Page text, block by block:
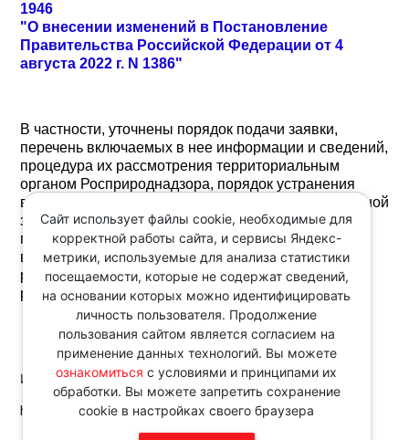
1946
"О внесении изменений в Постановление
Правительства Российской Федерации от 4
августа 2022 г. N 1386"
В частности, уточнены порядок подачи заявки,
перечень включаемых в нее информации и сведений,
процедура их рассмотрения территориальным
органом Росприроднадзора, порядок устранения
выявленных замечаний и направления доработанной
заявки на предоставление разрешения, порядок
продления разрешения, пересмотра сведений,
включенных в запись о разрешении в реестре
разрешений, и внесения изменений в запись о
разрешении в реестре разрешений.
Источник:
http://www.consultant.ru/
Сайт использует файлы cookie, необходимые для
корректной работы сайта, и сервисы Яндекс-
метрики, используемые для анализа статистики
посещаемости, которые не содержат сведений,
на основании которых можно идентифицировать
личность пользователя. Продолжение
пользования сайтом является согласием на
применение данных технологий. Вы можете
ознакомиться с условиями и принципами их
обработки. Вы можете запретить сохранение
cookie в настройках своего браузера